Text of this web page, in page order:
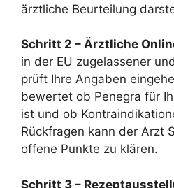
ärztliche Beurteilung
Schritt 2 – Ärztliche
in der EU zugelassener
prüft Ihre Angaben
bewertet ob Penegra für
ist und ob
Rückfragen kann der Arzt
offene Punkte zu klären.
Schritt 3 –